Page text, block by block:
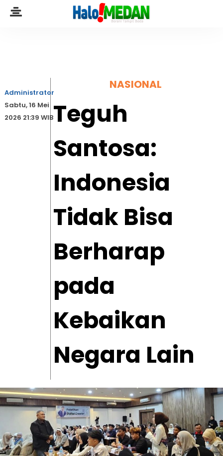
NASIONAL
Teguh
Santosa:
Indonesia
Tidak Bisa
Berharap
pada
Kebaikan
Negara Lain
Administrator
Sabtu, 16 Mei
2026 21:39 WIB